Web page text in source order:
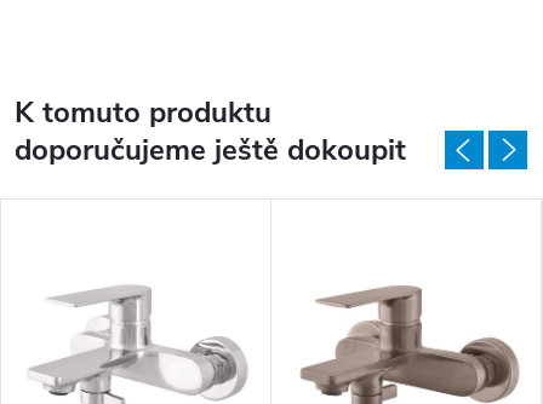
K tomuto produktu
doporučujeme ještě dokoupit